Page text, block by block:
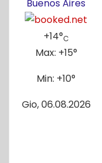
Buenos Aires
+14°C
Max: +15°
Min: +10°
Gio, 06.08.2026